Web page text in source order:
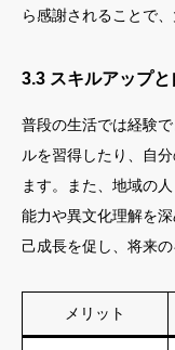
ら感謝されることで
3.3 スキルアップ
普段の生活では経験
ルを習得したり、自
ます。また、地域の
能力や異文化理解を
己成長を促し、将来
メリット